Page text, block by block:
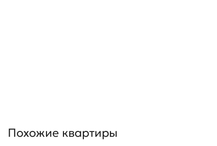
Похожие квартиры